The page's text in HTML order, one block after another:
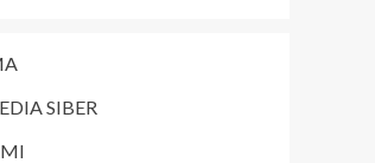
SIBER